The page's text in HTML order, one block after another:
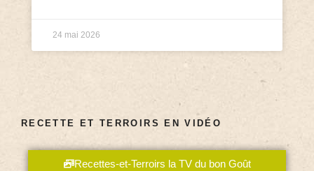
24 mai 2026
RECETTE ET TERROIRS EN VIDÉO
Recettes-et-Terroirs la TV du bon Goût